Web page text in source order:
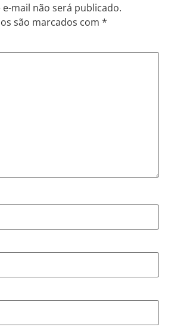
mail não será publicado.
são marcados com *